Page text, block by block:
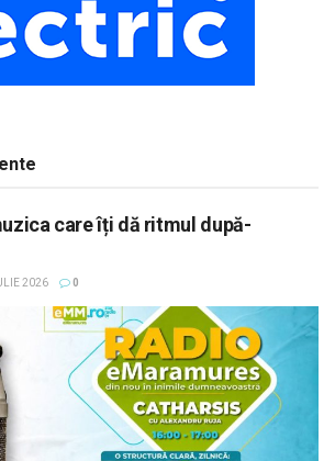
care îți dă ritmul după-
2026 0